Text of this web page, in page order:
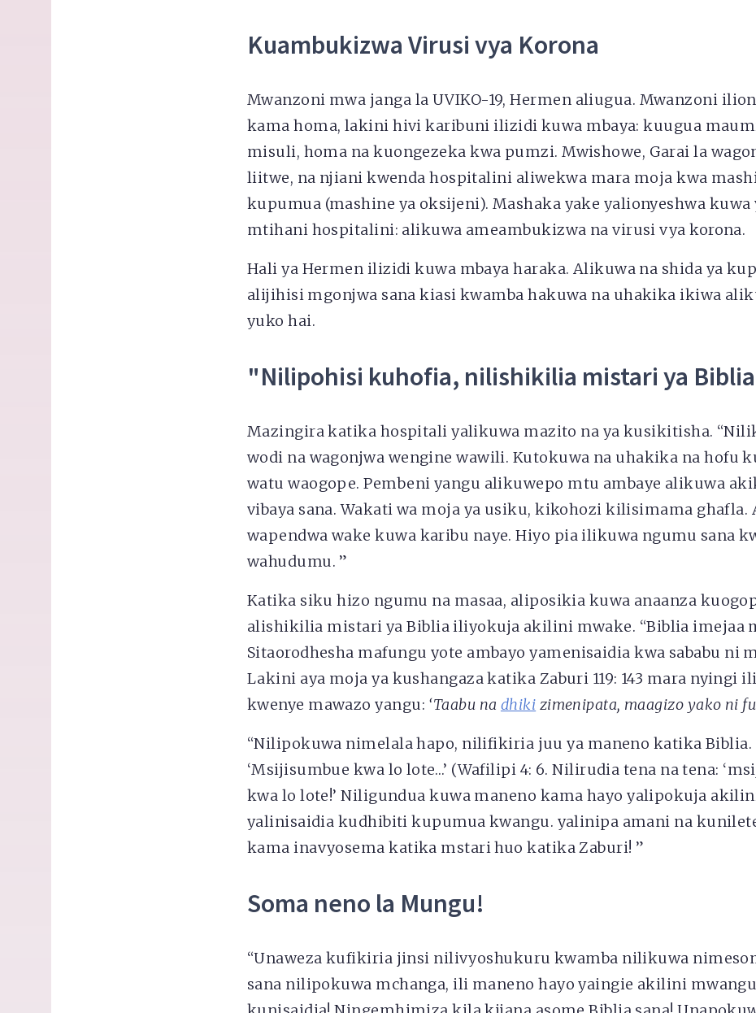
Kuambukizwa Virusi vya Korona
Mwanzoni mwa janga la UVIKO-19, Hermen aliugua. Mwanzoni
kama homa, lakini hivi karibuni ilizidi kuwa mbaya: kuugua
misuli, homa na kuongezeka kwa pumzi. Mwishowe, Garai la
liitwe, na njiani kwenda hospitalini aliwekwa mara moja kwa
kupumua (mashine ya oksijeni). Mashaka yake yalionyeshwa kuwa
mtihani hospitalini: alikuwa ameambukizwa na virusi vya korona.
Hali ya Hermen ilizidi kuwa mbaya haraka. Alikuwa na shida ya
alijihisi mgonjwa sana kiasi kwamba hakuwa na uhakika ikiwa
yuko hai.
"Nilipohisi kuhofia, nilishikilia mistari ya
Mazingira katika hospitali yalikuwa mazito na ya kusikitisha.
wodi na wagonjwa wengine wawili. Kutokuwa na uhakika na hofu
watu waogope. Pembeni yangu alikuwepo mtu ambaye alikuwa
vibaya sana. Wakati wa moja ya usiku, kikohozi kilisimama ghafla.
wapendwa wake kuwa karibu naye. Hiyo pia ilikuwa ngumu sana
wahudumu. ”
Katika siku hizo ngumu na masaa, aliposikia kuwa anaanza
alishikilia mistari ya Biblia iliyokuja akilini mwake. “Biblia imejaa
Sitaorodhesha mafungu yote ambayo yamenisaidia kwa sababu ni
Lakini aya moja ya kushangaza katika Zaburi 119: 143 mara nyingi
kwenye mawazo yangu: ‘Taabu na dhiki zimenipata, maagizo yako ni
“Nilipokuwa nimelala hapo, nilifikiria juu ya maneno katika Biblia.
‘Msijisumbue kwa lo lote…’ (Wafilipi 4: 6. Nilirudia tena na tena:
kwa lo lote!’ Niligundua kuwa maneno kama hayo yalipokuja
yalinisaidia kudhibiti kupumua kwangu. yalinipa amani na
kama inavyosema katika mstari huo katika Zaburi! ”
Soma neno la Mungu!
“Unaweza kufikiria jinsi nilivyoshukuru kwamba nilikuwa
sana nilipokuwa mchanga, ili maneno hayo yaingie akilini